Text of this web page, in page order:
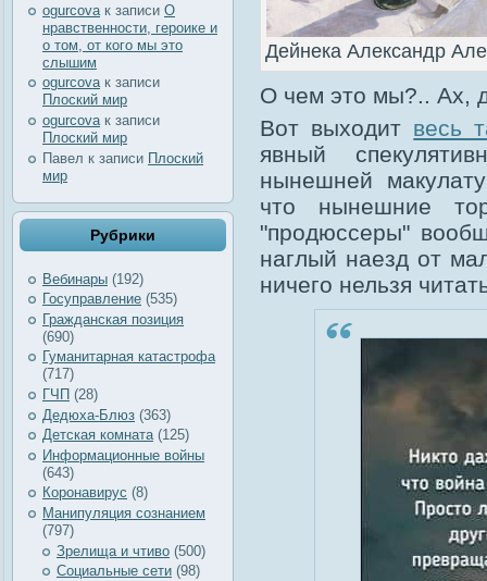
ogurcova к записи О
нравственности, героике и
о том, от кого мы это
слышим
ogurcovaк записи
Плоский мир
ogurcova к записи
Плоский мир
Павел к записи Плоский
мир
Рубрики
Вебинары (192)
Госуправление (535)
Гражданская позиция
(690)
Гуманитарная катастрофа
(717)
ГЧП (28)
Дедюха-Блюз (363)
Детская комната(125)
Информационные войны
(643)
Коронавирус (8)
Манипуляция сознанием
(797)
Зрелища и чтиво (500)
Социальные сети (98)
Дейнека Александр
О чем это мы?.. Ах,
Вот выходит весь
явный
нынешней
что нынешние
"продюссеры"
наглый наезд от
ничего нельзя